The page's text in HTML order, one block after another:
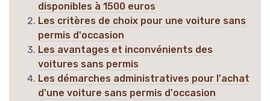
disponibles à 1500 euros
Les critères de choix pour une voiture sans
permis d'occasion
Les avantages et inconvénients des
voitures sans permis
Les démarches administratives pour l'achat
d'une voiture sans permis d'occasion